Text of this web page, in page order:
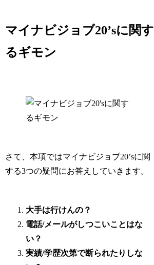
マイナビジョブ20’sに関す
るギモン
さて、本項ではマイナビジョブ20’sに関
する3つの疑問にお答えしていきます。
大手は行けんの？
電話/メールがしつこいことはな
い？
実績/学歴次第で断られたりしな